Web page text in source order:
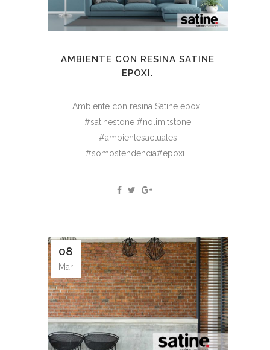
AMBIENTE CON RESINA SATINE
EPOXI.
Ambiente con resina Satine epoxi.
#satinestone #nolimitstone
#ambientesactuales
#somostendencia#epoxi...
08
Mar